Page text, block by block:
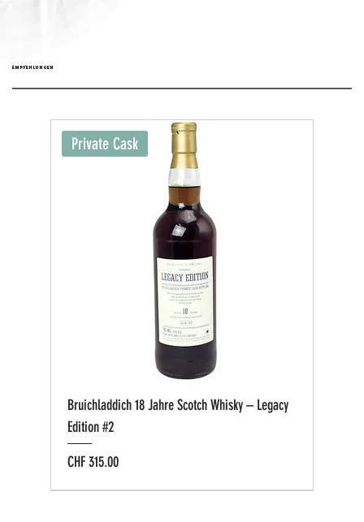
EMPFEHLUNGEN
Private Cask
Bruichladdich 18 Jahre Scotch Whisky – Legacy
Edition #2
Preis
CHF 315.00